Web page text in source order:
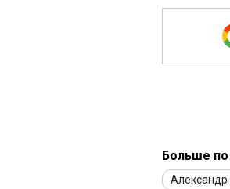
Больше